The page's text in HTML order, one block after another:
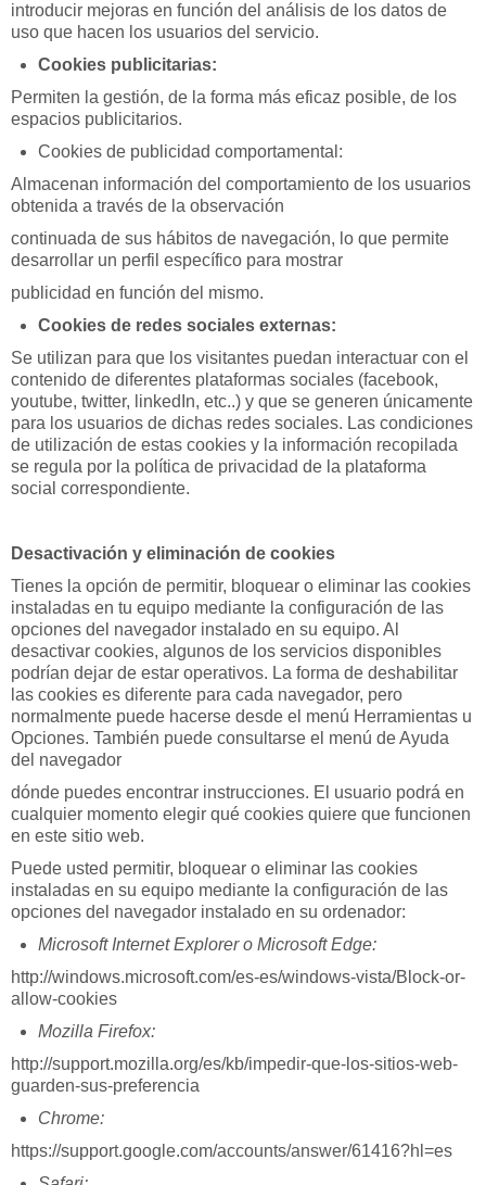
introducir mejoras en función del análisis de los datos de
uso que hacen los usuarios del servicio.
Cookies publicitarias:
Permiten la gestión, de la forma más eficaz posible, de los
espacios publicitarios.
Cookies de publicidad comportamental:
Almacenan información del comportamiento de los usuarios
obtenida a través de la observación
continuada de sus hábitos de navegación, lo que permite
desarrollar un perfil específico para mostrar
publicidad en función del mismo.
Cookies de redes sociales externas:
Se utilizan para que los visitantes puedan interactuar con el
contenido de diferentes plataformas sociales (facebook,
youtube, twitter, linkedIn, etc..) y que se generen únicamente
para los usuarios de dichas redes sociales. Las condiciones
de utilización de estas cookies y la información recopilada
se regula por la política de privacidad de la plataforma
social correspondiente.
Desactivación y eliminación de cookies
Tienes la opción de permitir, bloquear o eliminar las cookies
instaladas en tu equipo mediante la configuración de las
opciones del navegador instalado en su equipo. Al
desactivar cookies, algunos de los servicios disponibles
podrían dejar de estar operativos. La forma de deshabilitar
las cookies es diferente para cada navegador, pero
normalmente puede hacerse desde el menú Herramientas u
Opciones. También puede consultarse el menú de Ayuda
del navegador
dónde puedes encontrar instrucciones. El usuario podrá en
cualquier momento elegir qué cookies quiere que funcionen
en este sitio web.
Puede usted permitir, bloquear o eliminar las cookies
instaladas en su equipo mediante la configuración de las
opciones del navegador instalado en su ordenador:
Microsoft Internet Explorer o Microsoft Edge:
http://windows.microsoft.com/es-es/windows-vista/Block-or-
allow-cookies
Mozilla Firefox:
http://support.mozilla.org/es/kb/impedir-que-los-sitios-web-
guarden-sus-preferencia
Chrome:
https://support.google.com/accounts/answer/61416?hl=es